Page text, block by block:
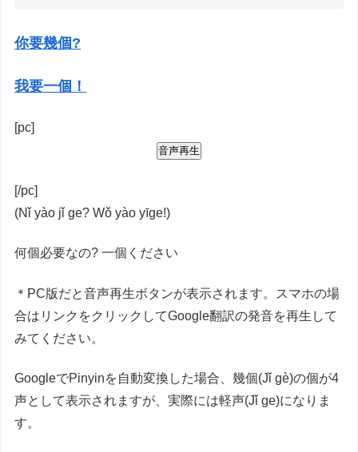
你要幾個?
我要一個！
[pc]
音声再生
[/pc]
(Nǐ yào jǐ ge? Wǒ yào yīge!)
何個必要なの? 一個ください
＊PC版だと音声再生ボタンが表示されます。スマホの場
合はリンクをクリックしてGoogle翻訳の発音を再生して
みてください。
GoogleでPinyinを自動変換した場合、幾個(Jǐ gè)の個が4
声として表示されますが、実際には軽声(Jǐ ge)になりま
す。